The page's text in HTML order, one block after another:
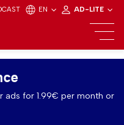
EN AD-LITE
ads for 1.99€ per month or